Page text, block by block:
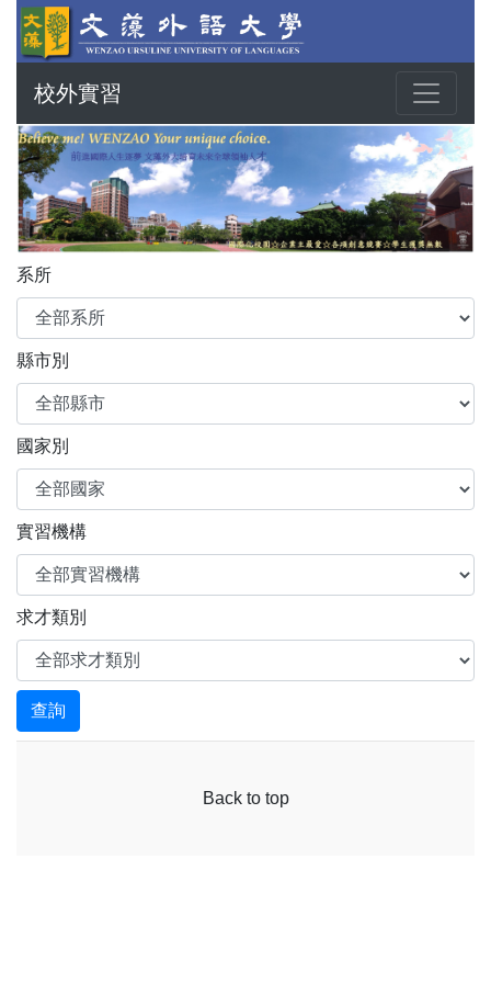
校外實習
系所
縣市別
國家別
實習機構
求才類別
查詢
Back to top